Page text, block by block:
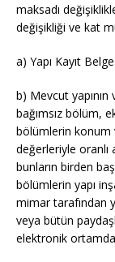
maksadı
değişikliği ve kat
a) Yapı Kayıt
b) Mevcut yapının
bağımsız bölüm,
bölümlerin konum
değerleriyle oranlı
bunların birden
bölümlerin yapı
mimar tarafından
veya bütün
elektronik